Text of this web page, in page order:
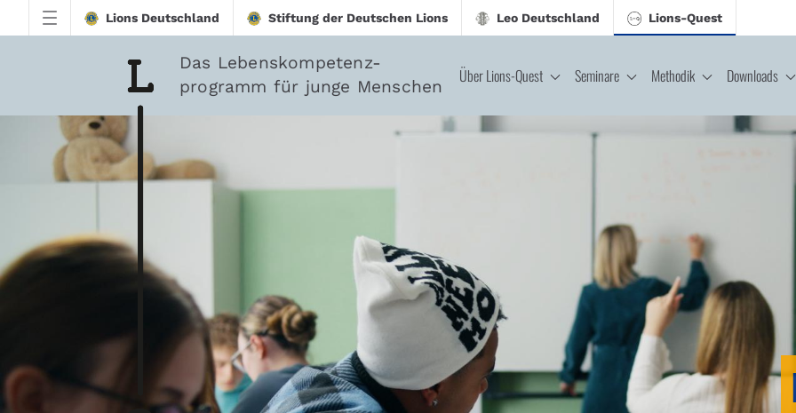
Zum Hauptinhalt springen
Lions Deutschland Stiftung der Deutschen Lions Leo Deutschland Lions-Quest
Das Lebenskompetenz-
programm für junge Menschen
Über Lions-Quest Seminare Methodik Downloads
downloadtest20260213CJ - Lions-Quest